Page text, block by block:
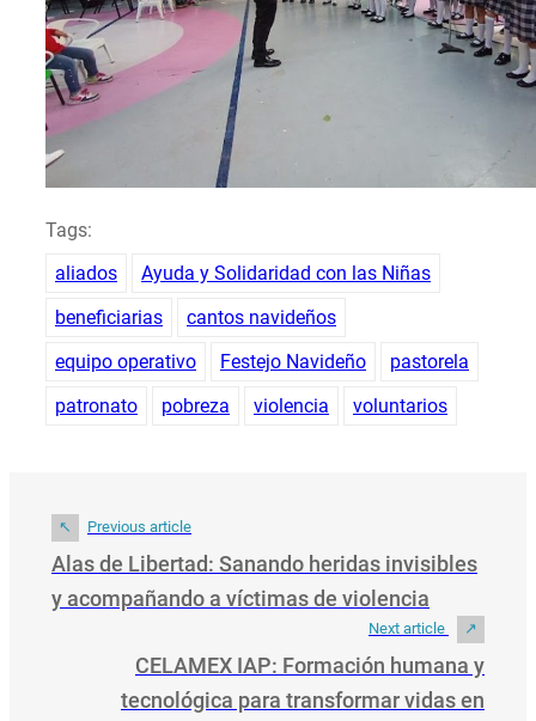
Tags:
aliados
Ayuda y Solidaridad con las Niñas
beneficiarias
cantos navideños
equipo operativo
Festejo Navideño
pastorela
patronato
pobreza violencia voluntarios
Previous article
Alas de Libertad: Sanando heridas invisibles
y acompañando a víctimas de violencia
Next article
CELAMEX IAP: Formación humana y
tecnológica para transformar vidas en